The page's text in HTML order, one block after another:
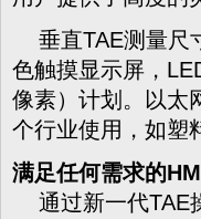
垂直TAE测量尺
色触摸显示屏，
像素）计划。以太
个行业使用，如塑
满足任何需求的
通过新一代TAE